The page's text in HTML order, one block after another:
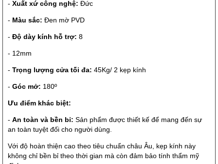
- Xuất xứ công nghệ: Đức
- Màu sắc: Đen mờ PVD
- Độ dày kính hỗ trợ: 8
- 12mm
- Trọng lượng cửa tối đa: 45Kg/ 2 kẹp kính
- Góc mở: 180º
Ưu điểm khác biệt:
- An toàn và bền bỉ: Sản phẩm được thiết kế để mang đến sự
an toàn tuyệt đối cho người dùng.
Với độ hoàn thiện cao theo tiêu chuẩn châu Âu, kẹp kính này
không chỉ bền bỉ theo thời gian mà còn đảm bảo tính thẩm mỹ